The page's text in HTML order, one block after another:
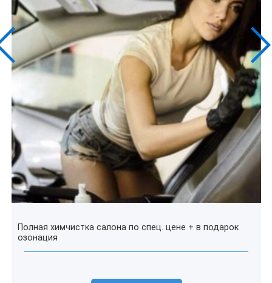
Полная химчистка салона по спец. цене + в подарок
озонация